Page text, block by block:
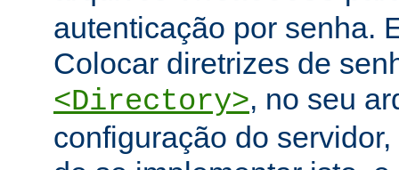
autenticação por senha.
Colocar diretrizes de
<Directory>, no seu
configuração do